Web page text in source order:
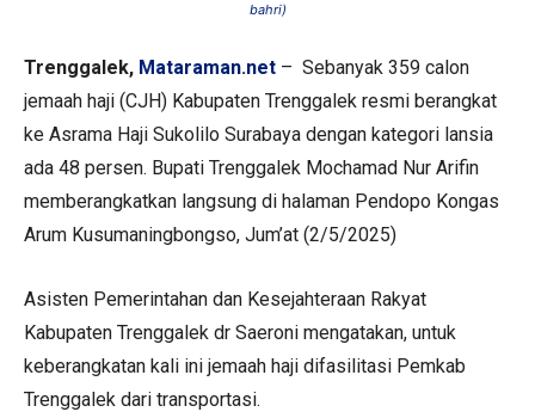
bahri)
Trenggalek, Mataraman.net – Sebanyak 359 calon
jemaah haji (CJH) Kabupaten Trenggalek resmi berangkat
ke Asrama Haji Sukolilo Surabaya dengan kategori lansia
ada 48 persen. Bupati Trenggalek Mochamad Nur Arifin
memberangkatkan langsung di halaman Pendopo Kongas
Arum Kusumaningbongso, Jum’at (2/5/2025)
Asisten Pemerintahan dan Kesejahteraan Rakyat
Kabupaten Trenggalek dr Saeroni mengatakan, untuk
keberangkatan kali ini jemaah haji difasilitasi Pemkab
Trenggalek dari transportasi.